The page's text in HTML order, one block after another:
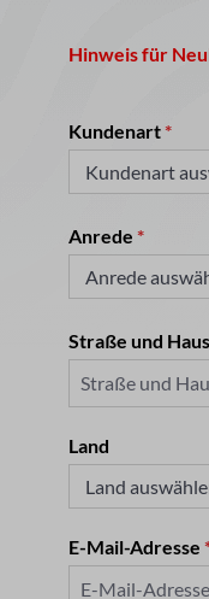
Hinweis für
Kundenart*
Anrede *
Straße und
Land
E-Mail-Adresse